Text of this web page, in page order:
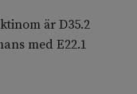
är D35.2
med E22.1